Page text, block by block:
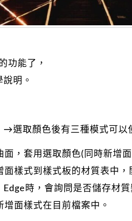
功能了，
明。
選取顏色後有三種模式可以
面，套用選取顏色(同時新增
面樣式到樣式板的材質表中
時，會詢問是否儲存材質
增面樣式在目前檔案中。